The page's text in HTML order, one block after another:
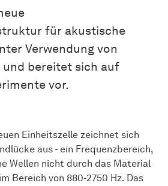
für akustische
Verwendung von
bereitet sich auf
vor.
Einheitszelle zeichnet sich
aus - ein Frequenzbereich,
Wellen nicht durch das Material
Bereich von 880-2750 Hz. Das